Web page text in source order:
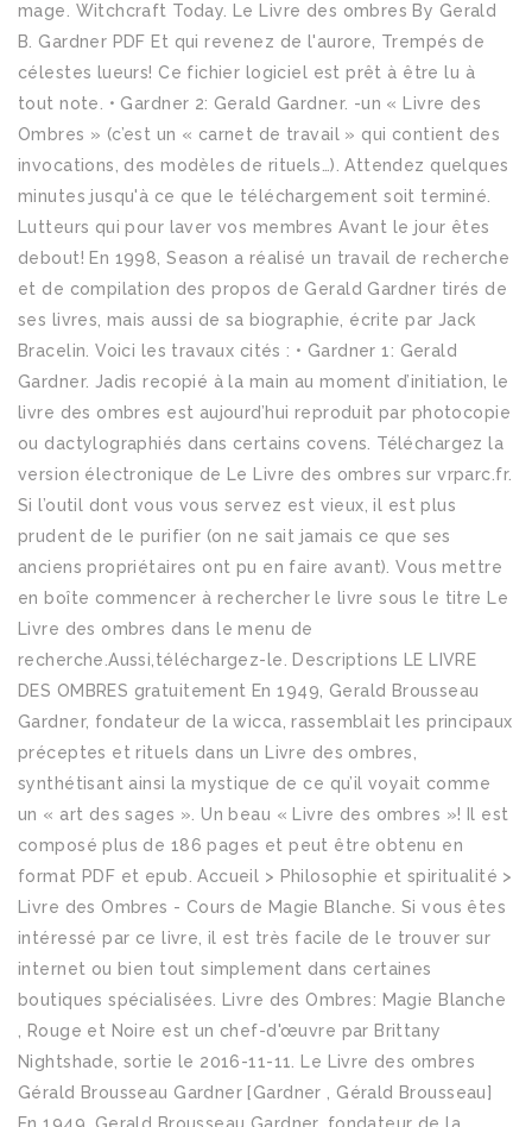
mage. Witchcraft Today. Le Livre des ombres By Gerald
B. Gardner PDF Et qui revenez de l'aurore, Trempés de
célestes lueurs! Ce fichier logiciel est prêt à être lu à
tout note. • Gardner 2: Gerald Gardner. -un « Livre des
Ombres » (c’est un « carnet de travail » qui contient des
invocations, des modèles de rituels…). Attendez quelques
minutes jusqu'à ce que le téléchargement soit terminé.
Lutteurs qui pour laver vos membres Avant le jour êtes
debout! En 1998, Season a réalisé un travail de recherche
et de compilation des propos de Gerald Gardner tirés de
ses livres, mais aussi de sa biographie, écrite par Jack
Bracelin. Voici les travaux cités : • Gardner 1: Gerald
Gardner. Jadis recopié à la main au moment d’initiation, le
livre des ombres est aujourd’hui reproduit par photocopie
ou dactylographiés dans certains covens. Téléchargez la
version électronique de Le Livre des ombres sur vrparc.fr.
Si l’outil dont vous vous servez est vieux, il est plus
prudent de le purifier (on ne sait jamais ce que ses
anciens propriétaires ont pu en faire avant). Vous mettre
en boîte commencer à rechercher le livre sous le titre Le
Livre des ombres dans le menu de
recherche.Aussi,téléchargez-le. Descriptions LE LIVRE
DES OMBRES gratuitement En 1949, Gerald Brousseau
Gardner, fondateur de la wicca, rassemblait les principaux
préceptes et rituels dans un Livre des ombres,
synthétisant ainsi la mystique de ce qu’il voyait comme
un « art des sages ». Un beau « Livre des ombres »! Il est
composé plus de 186 pages et peut être obtenu en
format PDF et epub. Accueil > Philosophie et spiritualité >
Livre des Ombres - Cours de Magie Blanche. Si vous êtes
intéressé par ce livre, il est très facile de le trouver sur
internet ou bien tout simplement dans certaines
boutiques spécialisées. Livre des Ombres: Magie Blanche
, Rouge et Noire est un chef-d'œuvre par Brittany
Nightshade, sortie le 2016-11-11. Le Livre des ombres
Gérald Brousseau Gardner [Gardner , Gérald Brousseau]